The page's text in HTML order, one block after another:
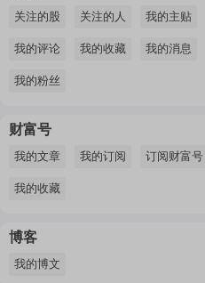
关注的股 关注的人 我的主贴
我的评论 我的收藏 我的消息
我的粉丝
财富号
我的文章 我的订阅 订阅财富号
我的收藏
博客
我的博文